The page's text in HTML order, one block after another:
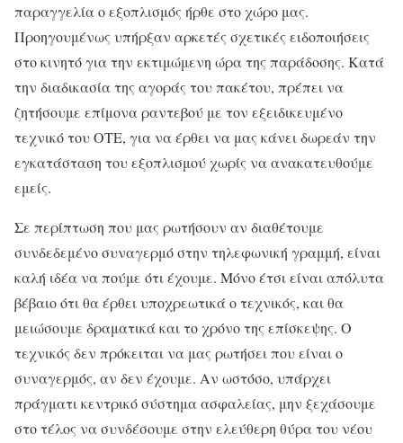
παραγγελία ο εξοπλισμός ήρθε στο χώρο μας.
Προηγουμένως υπήρξαν αρκετές σχετικές ειδοποιήσεις
στο κινητό για την εκτιμώμενη ώρα της παράδοσης. Κατά
την διαδικασία της αγοράς του πακέτου, πρέπει να
ζητήσουμε επίμονα ραντεβού με τον εξειδικευμένο
τεχνικό του ΟΤΕ, για να έρθει να μας κάνει δωρεάν την
εγκατάσταση του εξοπλισμού χωρίς να ανακατευθούμε
εμείς.
Σε περίπτωση που μας ρωτήσουν αν διαθέτουμε
συνδεδεμένο συναγερμό στην τηλεφωνική γραμμή, είναι
καλή ιδέα να πούμε ότι έχουμε. Μόνο έτσι είναι απόλυτα
βέβαιο ότι θα έρθει υποχρεωτικά ο τεχνικός, και θα
μειώσουμε δραματικά και το χρόνο της επίσκεψης. Ο
τεχνικός δεν πρόκειται να μας ρωτήσει που είναι ο
συναγερμός, αν δεν έχουμε. Αν ωστόσο, υπάρχει
πράγματι κεντρικό σύστημα ασφαλείας, μην ξεχάσουμε
στο τέλος να συνδέσουμε στην ελεύθερη θύρα του νέου